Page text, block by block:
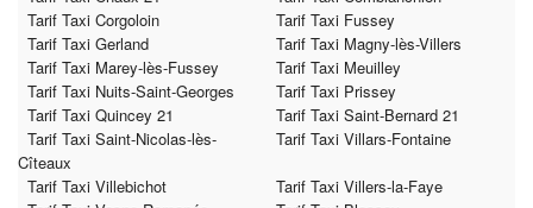
Tarif Taxi Corgoloin
Tarif Taxi Fussey
Tarif Taxi Gerland
Tarif Taxi Magny-lès-Villers
Tarif Taxi Marey-lès-Fussey
Tarif Taxi Meuilley
Tarif Taxi Nuits-Saint-Georges
Tarif Taxi Prissey
Tarif Taxi Quincey 21
Tarif Taxi Saint-Bernard 21
Tarif Taxi Saint-Nicolas-lès-
Cîteaux
Tarif Taxi Villars-Fontaine
Tarif Taxi Villebichot
Tarif Taxi Villers-la-Faye